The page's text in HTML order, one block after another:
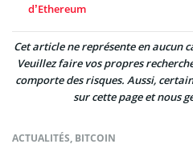
d’Ethereum
Cet article ne représente en aucun
Veuillez faire vos propres
comporte des risques. Aussi,
sur cette page et nous
ACTUALITÉS, BITCOIN